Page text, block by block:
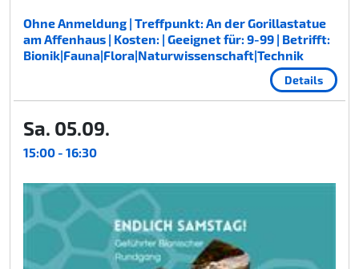
Ohne Anmeldung | Treffpunkt: An der Gorillastatue
am Affenhaus | Kosten: | Geeignet für: 9-99 | Betrifft:
Bionik|Fauna|Flora|Naturwissenschaft|Technik
Details
Sa. 05.09.
15:00 - 16:30